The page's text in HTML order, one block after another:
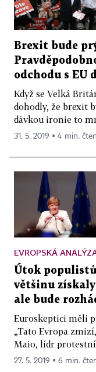
Brexit bude
odchodu s EU
Když se Velká
dohodly, že brexit
dávkou ironie to
31. 5. 2019 ▪ 4 min.
EVROPSKÁ
Útok
většinu
ale bude
Euroskeptici měli
„Tato Evropa
Maio, lídr
27. 5. 2019 ▪ 6 min.